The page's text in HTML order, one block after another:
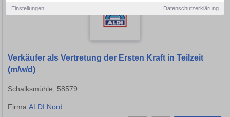
Einstellungen Datenschutzerklärung
Verkäufer als Vertretung der Ersten Kraft in Teilzeit
(m/w/d)
Schalksmühle, 58579
Firma:ALDI Nord